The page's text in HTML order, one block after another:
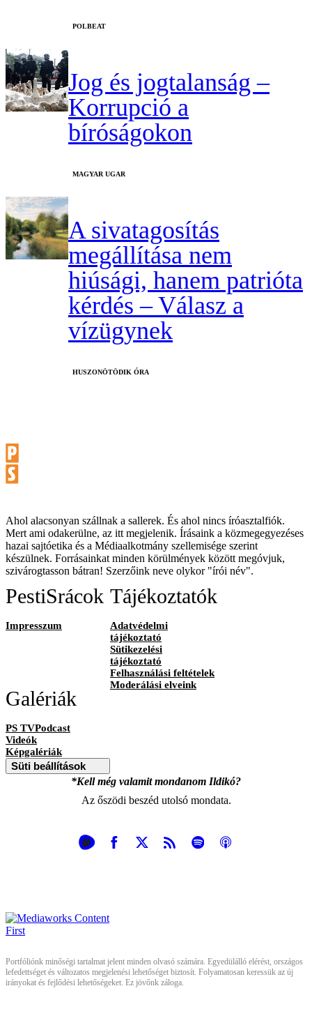
‎POLBEAT
Jog és jogtalanság –
Korrupció a
bíróságokon
MAGYAR UGAR
A sivatagosítás
megállítása nem
hiúsági, hanem patrióta
kérdés – Válasz a
vízügynek
HUSZONÖTÖDIK ÓRA
Ahol alacsonyan szállnak a sallerek. És ahol nincs íróasztalfiók.
Mert ami odakerülne, az itt megjelenik. Írásaink a közmegegyezéses
hazai sajtóetika és a Médiaalkotmány szellemisége szerint
készülnek. Forrásainkat minden körülmények között megóvjuk,
szivárogtasson bátran! Szerzőink neve olykor "írói név".
PestiSrácok
Impresszum
Tájékoztatók
Adatvédelmi
tájékoztató
Sütikezelési
tájékoztató
Felhasználási feltételek
Moderálási elveink
Galériák
PS TVPodcast
Videók
Képgalériák
Süti beállítások
*Kell még valamit mondanom Ildikó?
Az őszödi beszéd utolsó mondata.
Portfóliónk minőségi tartalmat jelent minden olvasó számára. Egyedülálló elérést, országos
lefedettséget és változatos megjelenési lehetőséget biztosít. Folyamatosan keressük az új
irányokat és fejlődési lehetőségeket. Ez jövőnk záloga.